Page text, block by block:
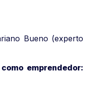
Bueno (experto
emprendedor: